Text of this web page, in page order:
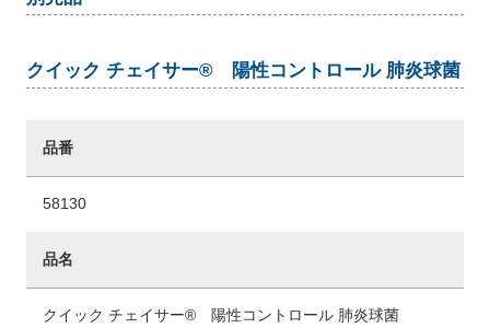
クイック チェイサー® 陽性コントロール 肺炎球菌
品番
58130
品名
クイック チェイサー® 陽性コントロール 肺炎球菌